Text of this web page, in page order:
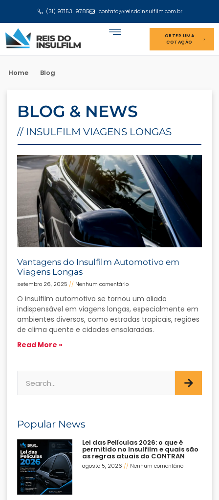
(31) 97153-9785 contato@reisdoinsulfilm.com.br
OBTER UMA
COTAÇÃO
Home Blog
BLOG & NEWS
// INSULFILM VIAGENS LONGAS
Vantagens do Insulfilm Automotivo em
Viagens Longas
setembro 26, 2025 Nenhum comentário
O insulfilm automotivo se tornou um aliado
indispensável em viagens longas, especialmente em
ambientes diversos, como estradas tropicais, regiões
de clima quente e cidades ensolaradas.
Read More »
Popular News
Lei das Películas 2026: o que é
permitido no Insulfilm e quais são
as regras atuais do CONTRAN
agosto 5, 2026 Nenhum comentário